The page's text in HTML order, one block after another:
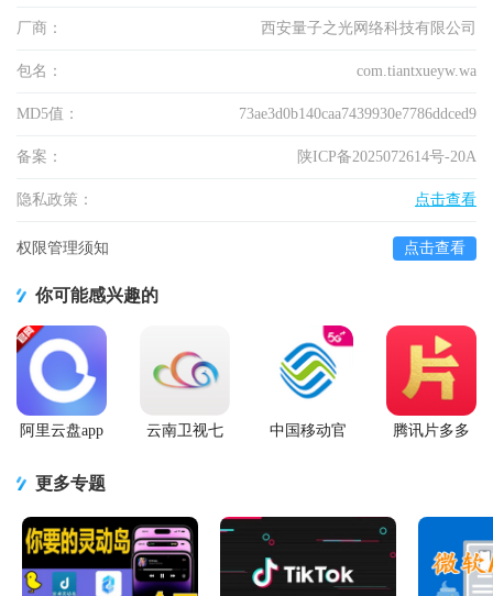
厂商： 西安量子之光网络科技有限公司
包名： com.tiantxueyw.wa
MD5值： 73ae3d0b140caa7439930e7786ddced9
备案： 陕ICP备2025072614号-20A
隐私政策： 点击查看
权限管理须知 点击查看
你可能感兴趣的
阿里云盘app
云南卫视七
中国移动官
腾讯片多多
更多专题